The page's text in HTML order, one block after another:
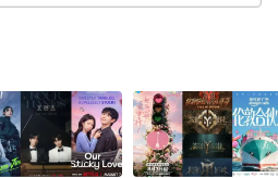
气“很不靠谱”
气预报直言，12月15日至28日
不靠谱”。这不仅仅是因为预报
中的扰动不断。这些高空变化如